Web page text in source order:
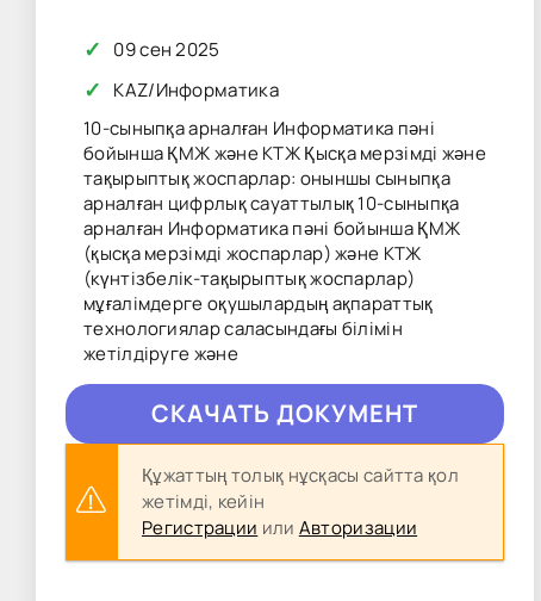
✓ 09 сен 2025
✓ KAZ/Информатика
10-сыныпқа арналған Информатика пәні
бойынша ҚМЖ және КТЖ Қысқа мерзімді және
тақырыптық жоспарлар: оныншы сыныпқа
арналған цифрлық сауаттылық 10-сыныпқа
арналған Информатика пәні бойынша ҚМЖ
(қысқа мерзімді жоспарлар) және КТЖ
(күнтізбелік-тақырыптық жоспарлар)
мұғалімдерге оқушылардың ақпараттық
технологиялар саласындағы білімін
жетілдіруге және
CКAЧAТЬ ДОКУМЕНТ
Құжаттың толық нұсқасы сайтта қол
жетімді, кейін
Регистрации или Авторизации